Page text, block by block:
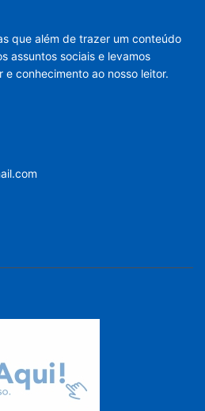
que além de trazer um conteúdo
assuntos sociais e levamos
conhecimento ao nosso leitor.